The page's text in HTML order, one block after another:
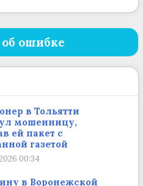
ошибке
в Тольятти
мошенницу,
ей пакет с
газетой
00:34
в Воронежской